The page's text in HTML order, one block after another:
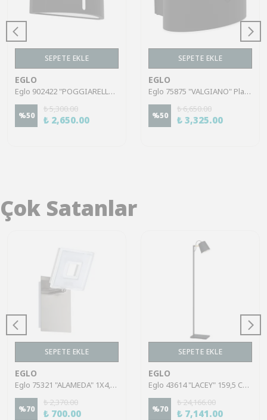
SEPETE EKLE
EGLO
Eglo 902422 "POGGIARELLO" Plastik Siyah Dış Mekan Bahçe Aydınlatması Aplik Ip54
%50
₺ 5,300.00
₺ 2,650.00
SEPETE EKLE
EGLO
Eglo 75875 "VALGIANO" Plastik Siyah Dış Mekan Bahçe Aydınlatması Dokunmatik Aplik Ip44
%50
₺ 6,650.00
₺ 3,325.00
Çok Satanlar
SEPETE EKLE
EGLO
Eglo 75321 "ALAMEDA" 1X4,5W Çelik Nikel Mat Sıva Üstü Spot
%70
₺ 2,370.00
₺ 700.00
SEPETE EKLE
EGLO
Eglo 43614 "LACEY" 159,5 Cm Yüksekliğinde Çelik, Ahşap Köşe Lambası Lambader
%70
₺ 24,166.00
₺ 7,141.00